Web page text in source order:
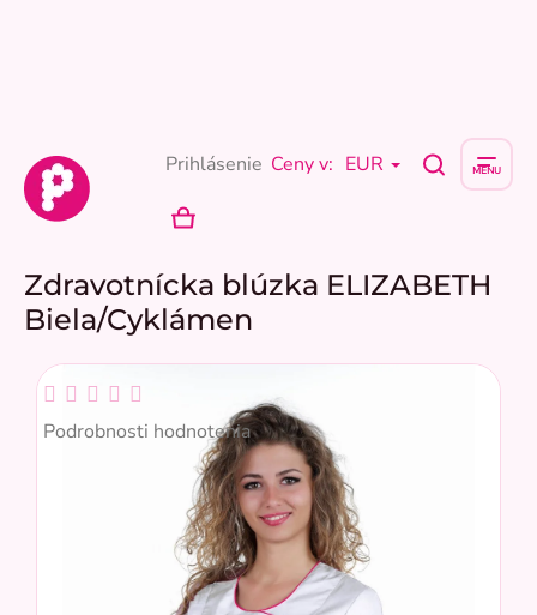
Ceny v: EUR
Prihlásenie
NÁKUPNÝ
Zdravotnícka blúzka ELIZABETH
Biela/Cyklámen
Priemerné
hodnotenie
Podrobnosti hodnotenia